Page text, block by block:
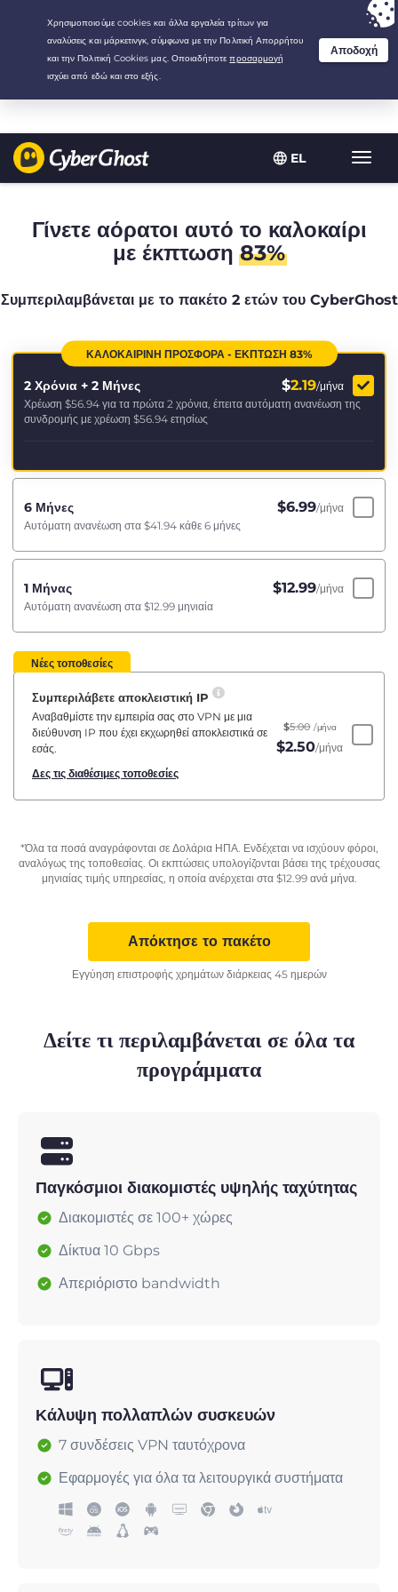
EL
Your choice:The Best Dealfor 2.1666666666667-years at $
/month
Γίνετε αόρατοι αυτό το καλοκαίρι
με έκπτωση83%
Συμπεριλαμβάνεται με το πακέτο 2 ετών του CyberGhost
ΚΑΛΟΚΑΙΡΙΝΉ ΠΡΟΣΦΟΡΆ - ΈΚΠΤΩΣΗ 83%
2 Χρόνια + 2 Μήνες $2.19/μήνα
Χρέωση $56.94 για τα πρώτα 2 χρόνια, έπειτα αυτόματη ανανέωση της
συνδρομής με χρέωση $56.94 ετησίως
6 Μήνες $6.99/μήνα
Αυτόματη ανανέωση στα $41.94 κάθε 6 μήνες
1 Μήνας $12.99/μήνα
Αυτόματη ανανέωση στα $12.99 μηνιαία
Νέες τοποθεσίες
Συμπεριλάβετε αποκλειστική IP
Αναβαθμίστε την εμπειρία σας στο VPN με μια
διεύθυνση IP που έχει εκχωρηθεί αποκλειστικά σε
εσάς.
Δες τις διαθέσιμες τοποθεσίες
$5.00 /μήνα
$2.50/μήνα
*Όλα τα ποσά αναγράφονται σε Δολάρια ΗΠΑ. Ενδέχεται να ισχύουν φόροι,
αναλόγως της τοποθεσίας. Οι εκπτώσεις υπολογίζονται βάσει της τρέχουσας
μηνιαίας τιμής υπηρεσίας, η οποία ανέρχεται στα $12.99ανά μήνα.
Απόκτησε το πακέτο
Εγγύηση επιστροφής χρημάτων διάρκειας 45 ημερών
Δείτε τι περιλαμβάνεται σε όλα τα
προγράμματα
Παγκόσμιοι διακομιστές υψηλής ταχύτητας
Διακομιστές σε 100+ χώρες
Δίκτυα 10 Gbps
Απεριόριστο bandwidth
Κάλυψη πολλαπλών συσκευών
7 συνδέσεις VPN ταυτόχρονα
Εφαρμογές για όλα τα λειτουργικά συστήματα